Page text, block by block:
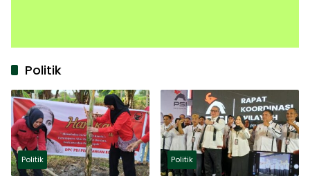
Politik
Politik Politik